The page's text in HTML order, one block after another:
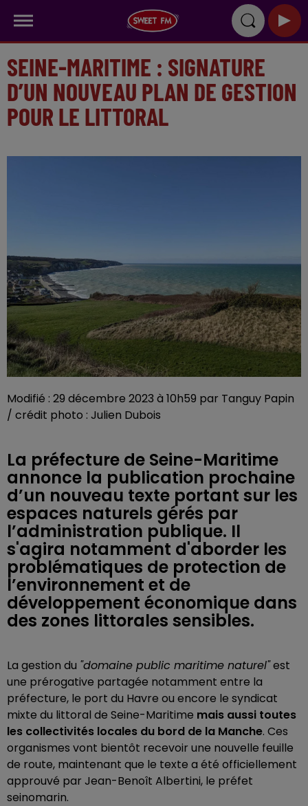
SEINE-MARITIME : SIGNATURE
D’UN NOUVEAU PLAN DE GESTION
POUR LE LITTORAL
Modifié : 29 décembre 2023 à 10h59 par Tanguy Papin
/ crédit photo : Julien Dubois
La préfecture de Seine-Maritime
annonce la publication prochaine
d’un nouveau texte portant sur les
espaces naturels gérés par
l’administration publique. Il
s'agira notamment d'aborder les
problématiques de protection de
l’environnement et de
développement économique dans
des zones littorales sensibles.
La gestion du "domaine public maritime naturel"est
une prérogative partagée notamment entre la
préfecture, le port du Havre ou encore le syndicat
mixte du littoral de Seine-Maritime mais aussi toutes
les collectivités locales du bord de la Manche. Ces
organismes vont bientôt recevoir une nouvelle feuille
de route, maintenant que le texte a été officiellement
approuvé par Jean-Benoît Albertini, le préfet
seinomarin.